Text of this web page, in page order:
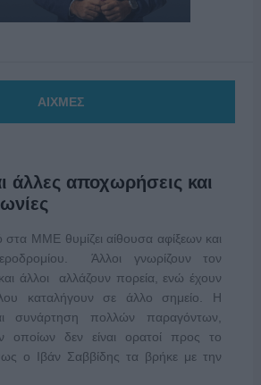
ΑΙΧΜΕΣ
άλλες αποχωρήσεις και
στα ΜΜΕ θυμίζει αίθουσα αφίξεων και
Άλλοι γνωρίζουν τον
άλλοι αλλάζουν πορεία, ενώ έχουν
καταλήγουν σε άλλο σημείο. Η
συνάρτηση πολλών παραγόντων,
οποίων δεν είναι ορατοί προς το
ο Ιβάν Σαββίδης τα βρήκε με την